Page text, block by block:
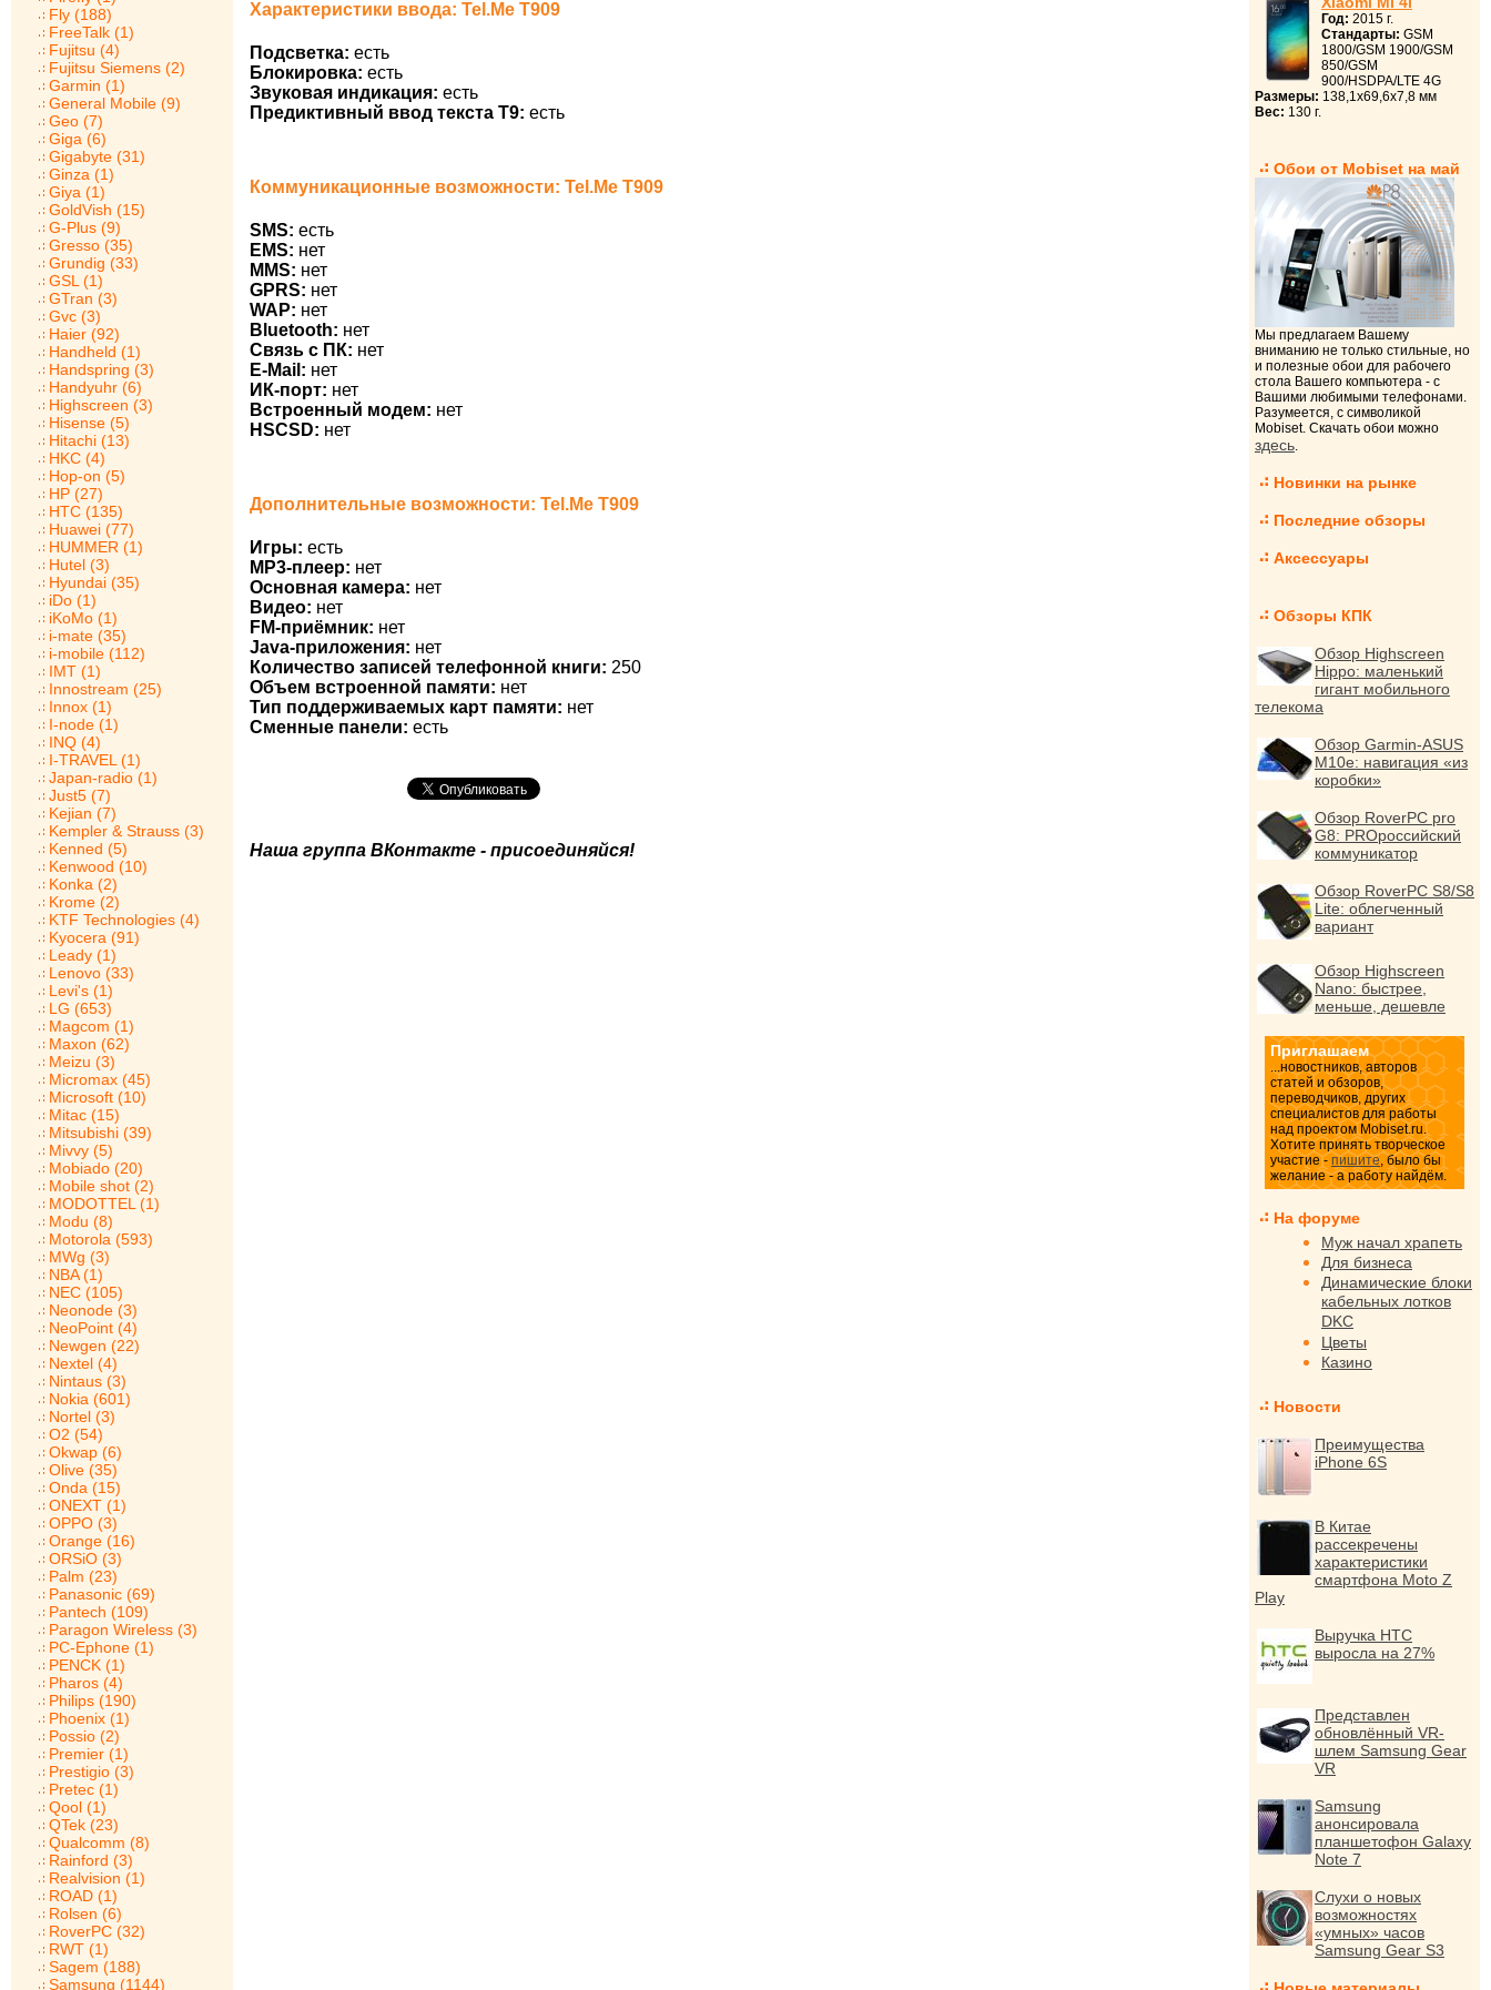
Fly (188)
FreeTalk (1)
Fujitsu (4)
Fujitsu Siemens (2)
Garmin (1)
General Mobile (9)
Geo (7)
Giga (6)
Gigabyte (31)
Ginza (1)
Giya (1)
GoldVish (15)
G-Plus (9)
Gresso (35)
Grundig (33)
GSL (1)
GTran (3)
Gvc (3)
Haier (92)
Handheld (1)
Handspring (3)
Handyuhr (6)
Highscreen (3)
Hisense (5)
Hitachi (13)
HKC (4)
Hop-on (5)
HP (27)
HTC (135)
Huawei (77)
HUMMER (1)
Hutel (3)
Hyundai (35)
iDo (1)
iKoMo (1)
i-mate (35)
i-mobile (112)
IMT (1)
Innostream (25)
Innox (1)
I-node (1)
INQ (4)
I-TRAVEL (1)
Japan-radio (1)
Just5 (7)
Kejian (7)
Kempler & Strauss (3)
Kenned (5)
Kenwood (10)
Konka (2)
Krome (2)
KTF Technologies (4)
Kyocera (91)
Leady (1)
Lenovo (33)
Levi's (1)
LG (653)
Magcom (1)
Maxon (62)
Meizu (3)
Micromax (45)
Microsoft (10)
Mitac (15)
Mitsubishi (39)
Mivvy (5)
Mobiado (20)
Mobile shot (2)
MODOTTEL (1)
Modu (8)
Motorola (593)
MWg (3)
NBA (1)
NEC (105)
Neonode (3)
NeoPoint (4)
Newgen (22)
Nextel (4)
Nintaus (3)
Nokia (601)
Nortel (3)
O2 (54)
Okwap (6)
Olive (35)
Onda (15)
ONEXT (1)
OPPO (3)
Orange (16)
ORSiO (3)
Palm (23)
Panasonic (69)
Pantech (109)
Paragon Wireless (3)
PC-Ephone (1)
PENCK (1)
Pharos (4)
Philips (190)
Phoenix (1)
Possio (2)
Premier (1)
Prestigio (3)
Pretec (1)
Qool (1)
QTek (23)
Qualcomm (8)
Rainford (3)
Realvision (1)
ROAD (1)
Rolsen (6)
RoverPC (32)
RWT (1)
Sagem (188)
Samsung (1144)
Характеристики ввода: Tel.Me T909
Подсветка: есть
Блокировка: есть
Звуковая индикация: есть
Предиктивный ввод текста Т9: есть
Коммуникационные возможности: Tel.Me T909
SMS: есть
EMS: нет
MMS: нет
GPRS: нет
WAP: нет
Bluetooth: нет
Связь с ПК: нет
E-Mail: нет
ИК-порт: нет
Встроенный модем: нет
HSCSD: нет
Дополнительные возможности: Tel.Me T909
Игры: есть
MP3-плеер: нет
Основная камера: нет
Видео: нет
FM-приёмник: нет
Java-приложения: нет
Количество записей телефонной книги: 250
Объем встроенной памяти: нет
Тип поддерживаемых карт памяти: нет
Сменные панели: есть
Наша группа ВКонтакте - присоединяйся!
Год: 2015 г.
Стандарты: GSM
1800/GSM 1900/GSM
850/GSM
900/HSDPA/LTE 4G
Размеры: 138,1x69,6x7,8 мм
Вес: 130 г.
Обои от Mobiset на май
Мы предлагаем Вашему
вниманию не только стильные, но
и полезные обои для рабочего
стола Вашего компьютера - с
Вашими любимыми телефонами.
Разумеется, с символикой
Mobiset. Скачать обои можно
здесь.
Новинки на рынке
Последние обзоры
Аксессуары
Обзоры КПК
Обзор Highscreen
Hippo: маленький
гигант мобильного
телекома
Обзор Garmin-ASUS
M10e: навигация «из
коробки»
Обзор RoverPC pro
G8: PROроссийский
коммуникатор
Обзор RoverPC S8/S8
Lite: облегченный
вариант
Обзор Highscreen
Nano: быстрее,
меньше, дешевле
Приглашаем
...новостников, авторов
статей и обзоров,
переводчиков, других
специалистов для работы
над проектом Mobiset.ru.
Хотите принять творческое
участие - пишите, было бы
желание - а работу найдём.
На форуме
Муж начал храпеть
Для бизнеса
Динамические блоки
кабельных лотков
DKC
Цветы
Казино
Новости
Преимущества
iPhone 6S
В Китае
рассекречены
характеристики
смартфона Moto Z
Play
Выручка HTC
выросла на 27%
Представлен
обновлённый VR-
шлем Samsung Gear
VR
Samsung
анонсировала
планшетофон Galaxy
Note 7
Слухи о новых
возможностях
«умных» часов
Samsung Gear S3